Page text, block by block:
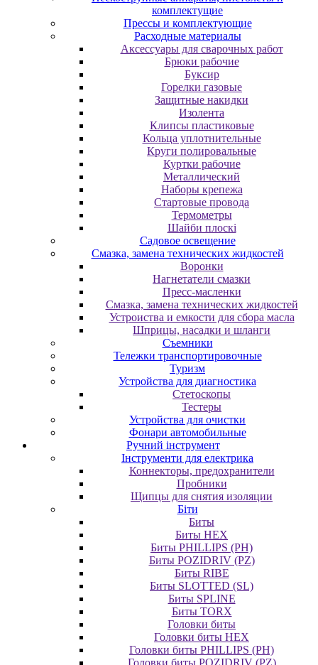
комплектущие
Прессы и комплектующие
Расходные материалы
Аксессуары для сварочных работ
Брюки рабочие
Буксир
Горелки газовые
Защитные накидки
Изолента
Клипсы пластиковые
Кольца уплотнительные
Круги полировальные
Куртки рабочие
Металлический
Наборы крепежа
Стартовые провода
Термометры
Шайби плоскі
Садовое освещение
Смазка, замена технических жидкостей
Воронки
Нагнетатели смазки
Пресс-масленки
Смазка, замена технических жидкостей
Устроиства и емкости для сбора масла
Шприцы, насадки и шланги
Съемники
Тележки транспортировочные
Туризм
Устройства для диагностика
Стетоскопы
Тестеры
Устройства для очистки
Фонари автомобильные
Ручний інструмент
Інструменти для електрика
Коннекторы, предохранители
Пробники
Щипцы для снятия изоляции
Біти
Биты
Биты HEX
Биты PHILLIPS (PH)
Биты POZIDRIV (PZ)
Биты RIBE
Биты SLOTTED (SL)
Биты SPLINE
Биты TORX
Головки биты
Головки биты HEX
Головки биты PHILLIPS (PH)
Головки биты POZIDRIV (PZ)